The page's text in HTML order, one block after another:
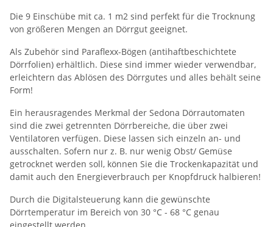
Die 9 Einschübe mit ca. 1 m2 sind perfekt für die Trocknung
von größeren Mengen an Dörrgut geeignet.
Als Zubehör sind Paraflexx-Bögen (antihaftbeschichtete
Dörrfolien) erhältlich. Diese sind immer wieder verwendbar,
erleichtern das Ablösen des Dörrgutes und alles behält seine
Form!
Ein herausragendes Merkmal der Sedona Dörrautomaten
sind die zwei getrennten Dörrbereiche, die über zwei
Ventilatoren verfügen. Diese lassen sich einzeln an- und
ausschalten. Sofern nur z. B. nur wenig Obst/ Gemüse
getrocknet werden soll, können Sie die Trockenkapazität und
damit auch den Energieverbrauch per Knopfdruck halbieren!
Durch die Digitalsteuerung kann die gewünschte
Dörrtemperatur im Bereich von 30 °C - 68 °C genau